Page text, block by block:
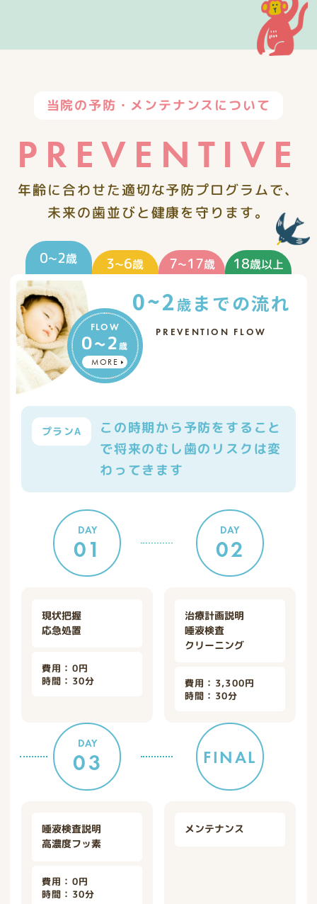
当院の予防・メンテナンスについて
PREVENTIVE
年齢に合わせた適切な予防プログラムで、
未来の歯並びと健康を守ります。
0~2歳 3~6歳 7~17歳 18歳以上
0~2 歳 までの流れ
PREVENTION FLOW
プランA
この時期から予防をすること
で将来のむし歯のリスクは変
わってきます
DAY
01
現状把握
応急処置
費用：0円
時間：30分
DAY
02
治療計画説明
唾液検査
クリーニング
費用：3,300円
時間：30分
DAY
03
唾液検査説明
高濃度フッ素
費用：0円
時間：30分
FINAL
メンテナンス
FLOW
0~2歳
MORE